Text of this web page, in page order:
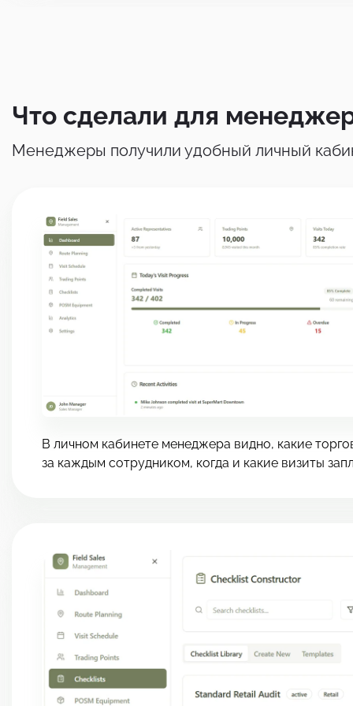
Что сделали для
Менеджеры получили удобный личный
В личном кабинете менеджера видно, какие
за каждым сотрудником, когда и какие визиты